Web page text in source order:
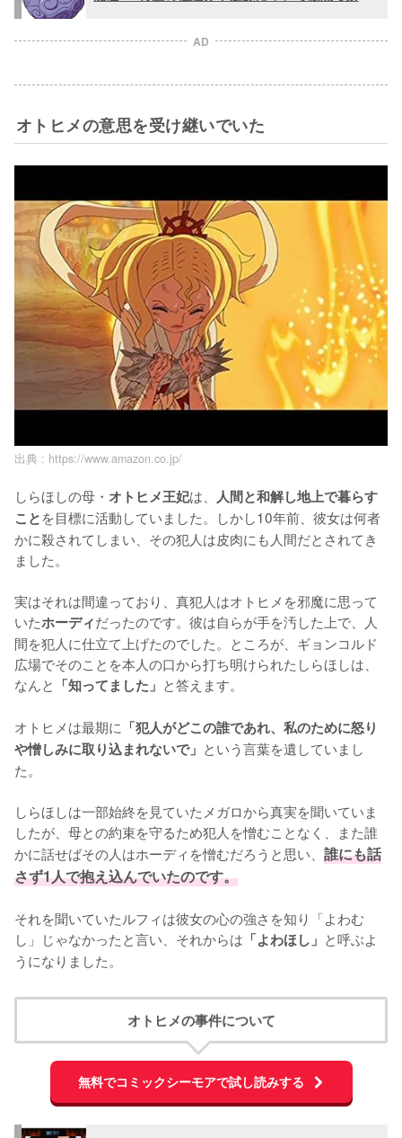
AD
オトヒメの意思を受け継いでいた
出典 : https://www.amazon.co.jp/
しらほしの母・ オトヒメ王妃は、 人間と和解し地上で暮らす
ことを目標に活動していました。しかし10年前、彼女は何者
かに殺されてしまい、その犯人は皮肉にも人間だとされてき
ました。
実はそれは間違っており、真犯人はオトヒメを邪魔に思って
いたホーディだったのです。彼は自らが手を汚した上で、人
間を犯人に仕立て上げたのでした。ところが、ギョンコルド
広場でそのことを本人の口から打ち明けられたしらほしは、
なんと 「知ってました」 と答えます。
オトヒメは最期に 「犯人がどこの誰であれ、私のために怒り
や憎しみに取り込まれないで」 という言葉を遺していまし
た。
しらほしは一部始終を見ていたメガロから真実を聞いていま
したが、母との約束を守るため犯人を憎むことなく、また誰
かに話せばその人はホーディを憎むだろうと思い、 誰にも話
さず1人で抱え込んでいたのです。
それを聞いていたルフィは彼女の心の強さを知り「よわむ
し」じゃなかったと言い、それからは 「よわほし」 と呼ぶよ
うになりました。
オトヒメの事件について
無料でコミックシーモアで試し読みする